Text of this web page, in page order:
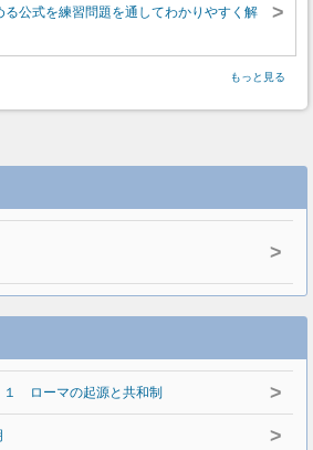
公式を練習問題を通してわかりやすく解
>
もっと見る
>
ローマの起源と共和制 >
>